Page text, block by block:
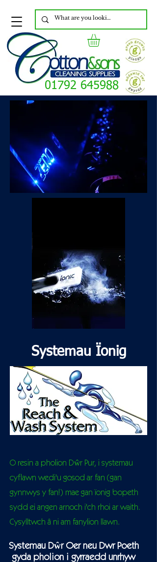
01792 645988
Systemau Ïonig
O resin a pholion Dŵr Pur, i systemau
cyflawn wedi'u gosod ar fan (gan
gynnwys y fan!) mae gan ïonig bopeth
sydd ei angen arnoch i'ch rhoi ar waith.
Cysylltwch â ni am fanylion llawn.
Systemau Dŵr Oer neu Dwr Poeth
gyda pholion i gyrraedd unrhyw